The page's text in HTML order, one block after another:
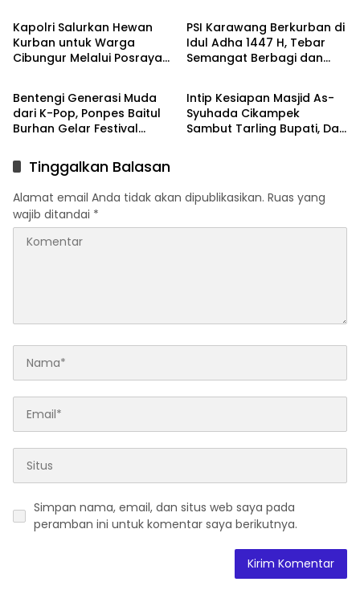
Kapolri Salurkan Hewan
Kurban untuk Warga
Cibungur Melalui Posraya
PSI Karawang Berkurban di
Idul Adha 1447 H, Tebar
Semangat Berbagi dan
Berita
Bentengi Generasi Muda
dari K-Pop, Ponpes Baitul
Burhan Gelar Festival
Berita
Intip Kesiapan Masjid As-
Syuhada Cikampek
Sambut Tarling Bupati, Dari
Tinggalkan Balasan
Alamat email Anda tidak akan dipublikasikan. Ruas yang
wajib ditandai *
Simpan nama, email, dan situs web saya pada
peramban ini untuk komentar saya berikutnya.